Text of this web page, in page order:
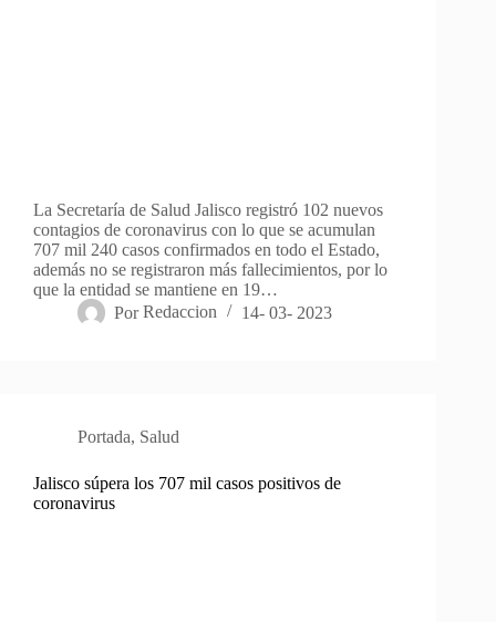
La Secretaría de Salud Jalisco registró 102 nuevos
contagios de coronavirus con lo que se acumulan
707 mil 240 casos confirmados en todo el Estado,
además no se registraron más fallecimientos, por lo
que la entidad se mantiene en 19…
Por Redaccion 14- 03- 2023
Portada, Salud
Jalisco súpera los 707 mil casos positivos de
coronavirus